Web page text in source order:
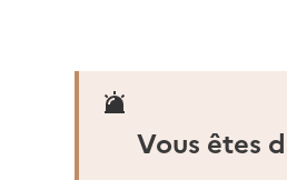
Vous êtes